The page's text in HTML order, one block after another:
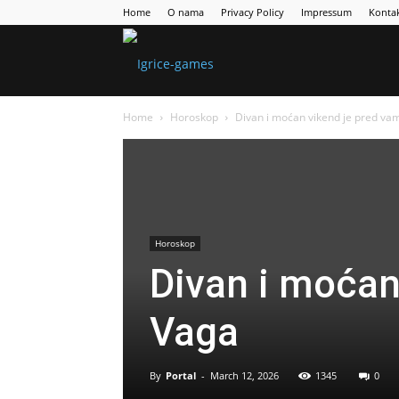
Home O nama Privacy Policy Impressum
Home Horoskop Divan i moćan vikend je pred
Horoskop
Divan i
Vaga
By Portal - March 12, 2026 1345 0